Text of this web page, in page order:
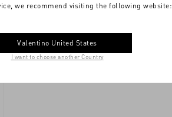
ストアの
we recommend visiting the following website:
Valentino United States
I want to choose another Country